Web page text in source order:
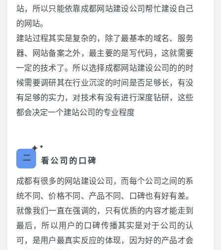
站，所以只能依靠成都网站建设公司帮忙建设自己
的网站。
建站过程其实是复杂的，除了最基本的域名、服务
器、网站备案之外，最主要的是写代码，这就需要
一定的技术了。所以选择成都网站建设公司的的时
候需要调研其在行业沉淀的时间是否足够长，有没
有足够的实力，对技术有没有进行深度钻研，这些
都会决定一个建站公司的专业程度
✦✦
二
看公司的口碑
成都有很多的网站建设公司，而每个公司之间的系
统不同、价格不同、产品不同、口碑也有好有差。
就像我们一直在强调的，只有优质的内容才能走到
最后，所以用户的口碑传播其实是对于公司的认
可，是用户最真实反应的体现，因为好的产品才会